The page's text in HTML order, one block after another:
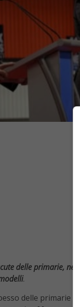
delle primarie,
.
delle primarie